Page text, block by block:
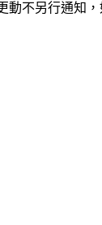
動不另行通知